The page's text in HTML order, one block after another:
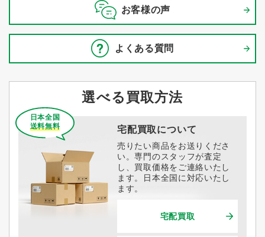
お客様の声
よくある質問
選べる買取方法
宅配買取について
日本全国
送料無料
売りたい商品をお送りくださ
い。専門のスタッフが査定
し、買取価格をご連絡いたし
ます。日本全国に対応いたし
ます。
宅配買取